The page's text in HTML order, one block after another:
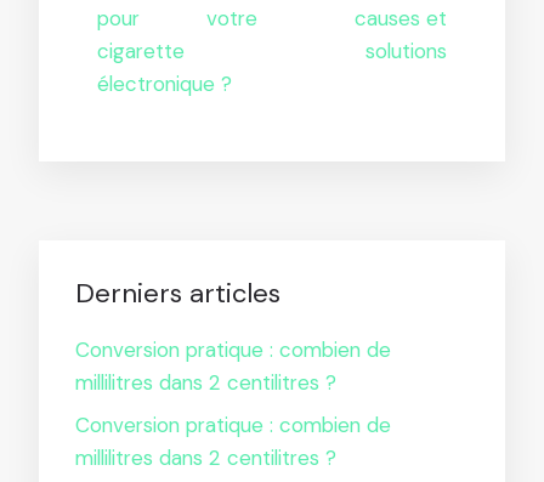
pour votre
cigarette
électronique ?
causes et
solutions
Derniers articles
Conversion pratique : combien de
millilitres dans 2 centilitres ?
Conversion pratique : combien de
millilitres dans 2 centilitres ?